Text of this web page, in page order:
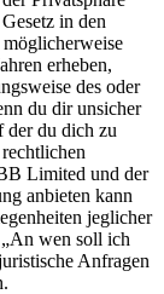
in den
erheben,
des oder
du dir unsicher
der du dich zu
Limited und der
anbieten kann
jeglicher
wen soll ich
Anfragen